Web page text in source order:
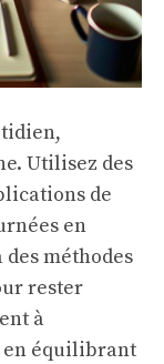
Utilisez des
de
en
méthodes
rester
à
équilibrant